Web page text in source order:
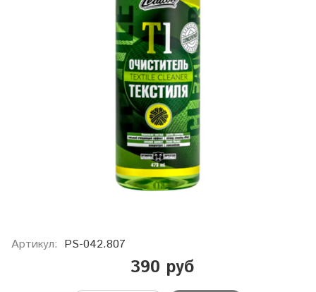
Артикул: PS-042.807
390 руб